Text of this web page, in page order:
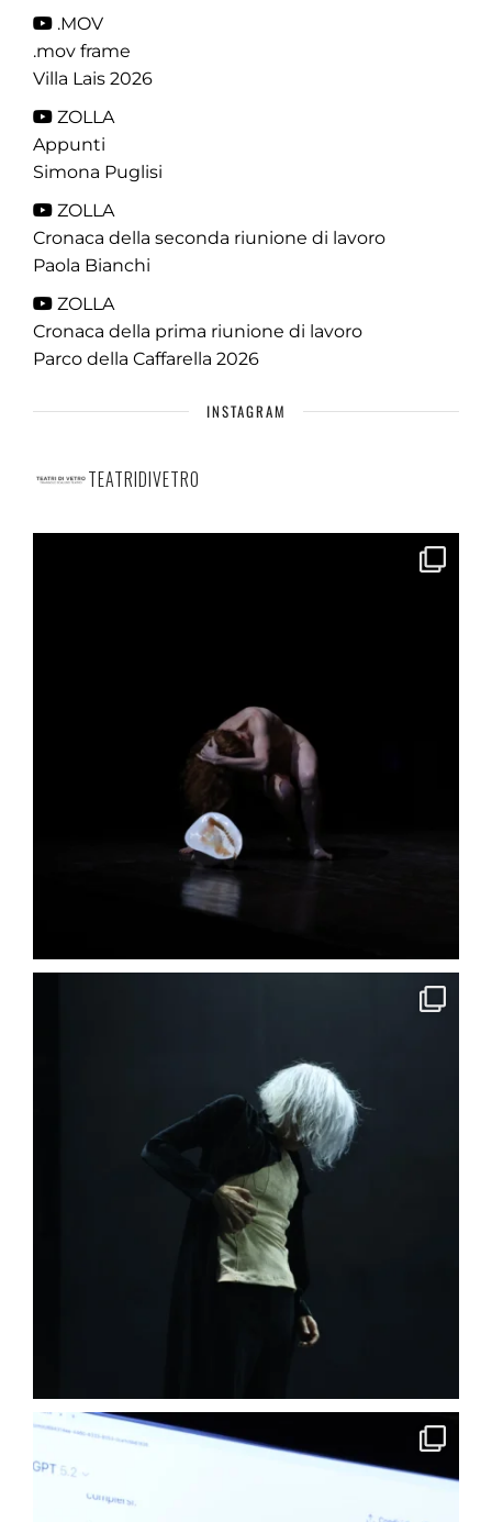
.MOV
.mov frame
Villa Lais 2026
ZOLLA
Appunti
Simona Puglisi
ZOLLA
Cronaca della seconda riunione di lavoro
Paola Bianchi
ZOLLA
Cronaca della prima riunione di lavoro
Parco della Caffarella 2026
INSTAGRAM
TEATRIDIVETRO